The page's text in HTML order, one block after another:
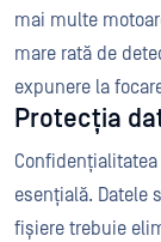
mai multe
mare rată de
expunere la
Protecția
esențială. Datele
fișiere trebuie